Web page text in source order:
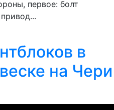
первое: болт
в
на Чери